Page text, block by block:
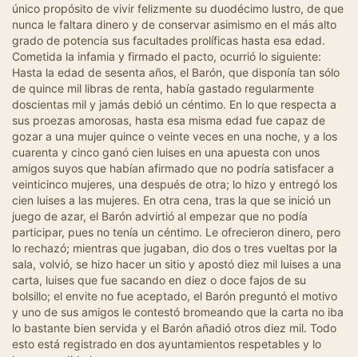
único propósito de vivir felizmente su duodécimo lustro, de que
nunca le faltara dinero y de conservar asimismo en el más alto
grado de potencia sus facultades prolíficas hasta esa edad.
Cometida la infamia y firmado el pacto, ocurrió lo siguiente:
Hasta la edad de sesenta años, el Barón, que disponía tan sólo
de quince mil libras de renta, había gastado regularmente
doscientas mil y jamás debió un céntimo. En lo que respecta a
sus proezas amorosas, hasta esa misma edad fue capaz de
gozar a una mujer quince o veinte veces en una noche, y a los
cuarenta y cinco ganó cien luises en una apuesta con unos
amigos suyos que habían afirmado que no podría satisfacer a
veinticinco mujeres, una después de otra; lo hizo y entregó los
cien luises a las mujeres. En otra cena, tras la que se inició un
juego de azar, el Barón advirtió al empezar que no podía
participar, pues no tenía un céntimo. Le ofrecieron dinero, pero
lo rechazó; mientras que jugaban, dio dos o tres vueltas por la
sala, volvió, se hizo hacer un sitio y apostó diez mil luises a una
carta, luises que fue sacando en diez o doce fajos de su
bolsillo; el envite no fue aceptado, el Barón preguntó el motivo
y uno de sus amigos le contestó bromeando que la carta no iba
lo bastante bien servida y el Barón añadió otros diez mil. Todo
esto está registrado en dos ayuntamientos respetables y lo